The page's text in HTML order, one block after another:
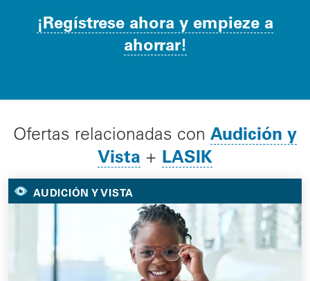
¡Regístrese ahora y empieze a
ahorrar!
Ofertas relacionadas con Audición y
Vista + LASIK
AUDICIÓN Y VISTA